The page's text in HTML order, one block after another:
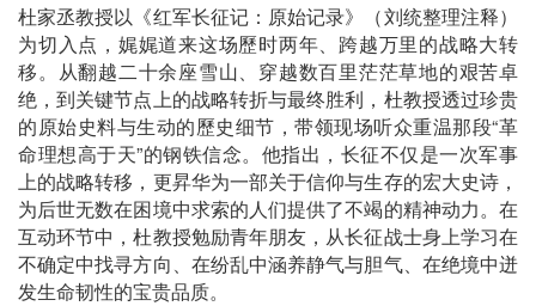
杜家丞教授以《红军长征记：原始记录》（刘统整理注释）
为切入点，娓娓道来这场歷时两年、跨越万里的战略大转
移。从翻越二十余座雪山、穿越数百里茫茫草地的艰苦卓
绝，到关键节点上的战略转折与最终胜利，杜教授透过珍贵
的原始史料与生动的歷史细节，带领现场听众重温那段“革
命理想高于天”的钢铁信念。他指出，长征不仅是一次军事
上的战略转移，更昇华为一部关于信仰与生存的宏大史诗，
为后世无数在困境中求索的人们提供了不竭的精神动力。在
互动环节中，杜教授勉励青年朋友，从长征战士身上学习在
不确定中找寻方向、在纷乱中涵养静气与胆气、在绝境中迸
发生命韧性的宝贵品质。